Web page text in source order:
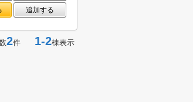
追加する
2件 1-2棟表示